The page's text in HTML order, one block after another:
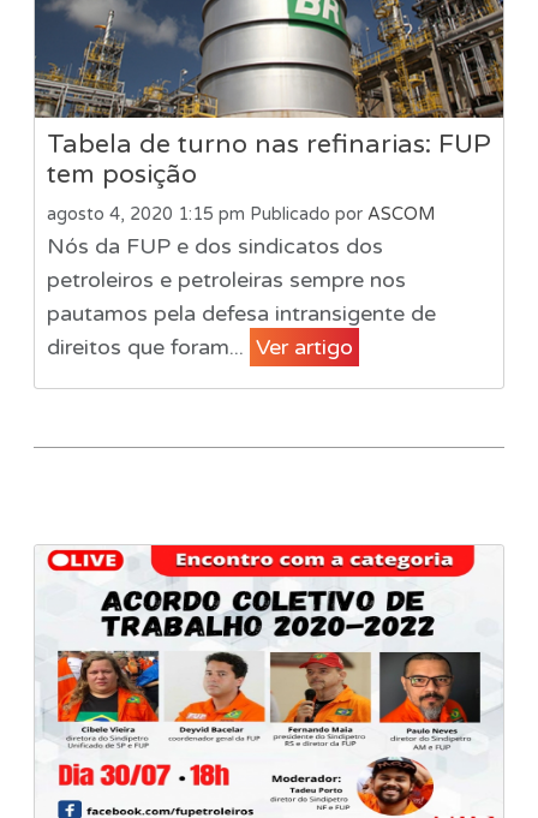
Tabela de turno nas refinarias: FUP
tem posição
agosto 4, 2020 1:15 pm Publicado por ASCOM
Nós da FUP e dos sindicatos dos
petroleiros e petroleiras sempre nos
pautamos pela defesa intransigente de
direitos que foram... Ver artigo